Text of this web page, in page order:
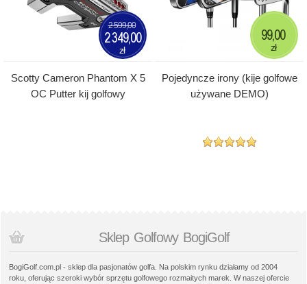
Scotty Cameron Phantom X 5
OC Putter kij golfowy
2 599,00
2 349,00
zł
Pojedyncze irony (kije golfowe
używane DEMO)
99,00
zł
Sklep Golfowy BogiGolf
BogiGolf.com.pl - sklep dla pasjonatów golfa. Na polskim rynku działamy od 2004
roku, oferując szeroki wybór sprzętu golfowego rozmaitych marek. W naszej ofercie